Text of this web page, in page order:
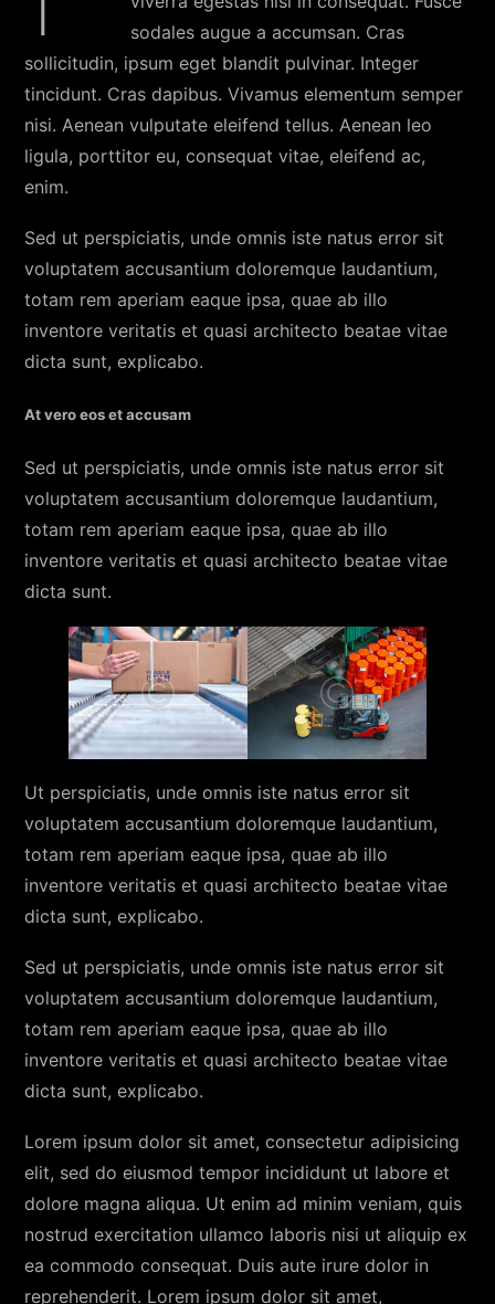
sodales augue a accumsan. Cras
sollicitudin, ipsum eget blandit pulvinar. Integer
tincidunt. Cras dapibus. Vivamus elementum semper
nisi. Aenean vulputate eleifend tellus. Aenean leo
ligula, porttitor eu, consequat vitae, eleifend ac,
enim.
Sed ut perspiciatis, unde omnis iste natus error sit
voluptatem accusantium doloremque laudantium,
totam rem aperiam eaque ipsa, quae ab illo
inventore veritatis et quasi architecto beatae vitae
dicta sunt, explicabo.
At vero eos et accusam
Sed ut perspiciatis, unde omnis iste natus error sit
voluptatem accusantium doloremque laudantium,
totam rem aperiam eaque ipsa, quae ab illo
inventore veritatis et quasi architecto beatae vitae
dicta sunt.
Ut perspiciatis, unde omnis iste natus error sit
voluptatem accusantium doloremque laudantium,
totam rem aperiam eaque ipsa, quae ab illo
inventore veritatis et quasi architecto beatae vitae
dicta sunt, explicabo.
Sed ut perspiciatis, unde omnis iste natus error sit
voluptatem accusantium doloremque laudantium,
totam rem aperiam eaque ipsa, quae ab illo
inventore veritatis et quasi architecto beatae vitae
dicta sunt, explicabo.
Lorem ipsum dolor sit amet, consectetur adipisicing
elit, sed do eiusmod tempor incididunt ut labore et
dolore magna aliqua. Ut enim ad minim veniam, quis
nostrud exercitation ullamco laboris nisi ut aliquip ex
ea commodo consequat. Duis aute irure dolor in
reprehenderit. Lorem ipsum dolor sit amet,